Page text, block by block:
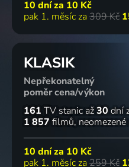
Úsměvy
Oplustila
Aero 30
72
2 díly
Klub
vyšetřovatelek
z Marlow
2024 | USA | Krimi, Mysteriózní, Thriller
Boleradice
2015 | Folk & lidové
10 dní za 10 Kč
pak 1. měsíc za 309 Kč
KLASIK
Nepřekonatelný
poměr cena/výkon
161 TV stanic až30 dní
1 857 filmů
10 dní za 10 Kč
pak 1. měsíc za 259 Kč